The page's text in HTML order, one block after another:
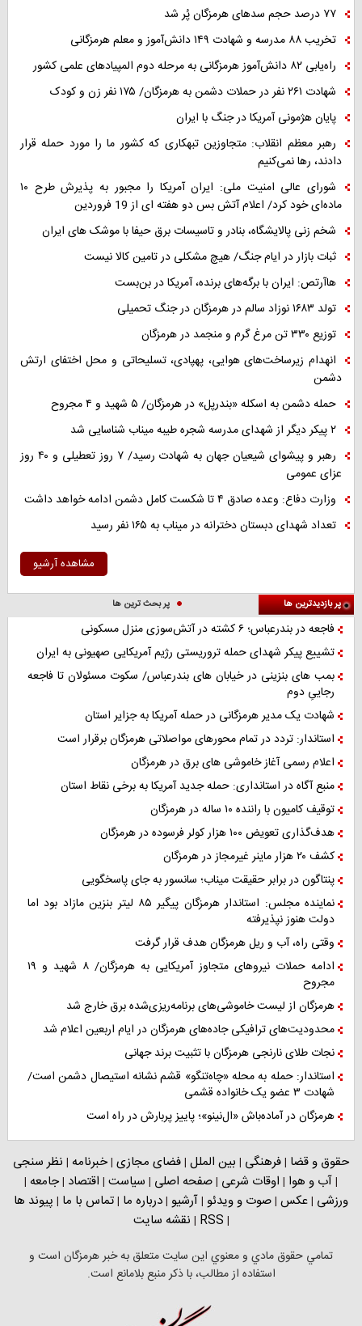
۷۷ درصد حجم سدهای هرمزگان پُر شد
تخریب ۸۸ مدرسه و شهادت ۱۴۹ دانش‌آموز و معلم هرمزگانی
راه‌یابی ۸۲ دانش‌آموز هرمزگانی به مرحله دوم المپیادهای علمی کشور
شهادت ۲۶۱ نفر در حملات دشمن به هرمزگان/ ۱۷۵ نفر زن و کودک
پایان هژمونی آمریکا در جنگ با ایران
رهبر معظم انقلاب: متجاوزین تبهکاری که کشور ما را مورد حمله قرار
دادند، رها نمی‌کنیم
شورای عالی امنیت ملی: ایران آمریکا را مجبور به پذیرش طرح ۱۰
ماده‌ای خود کرد/ اعلام آتش بس دو هفته ای از 19 فروردین
شخم زنی پالایشگاه، بنادر و تاسیسات برق حیفا با موشک های ایران
ثبات بازار در ایام جنگ/ هیچ مشکلی در تامین کالا نیست
هاآرتص: ایران با برگه‌های برنده، آمریکا در بن‌بست
تولد ۱۶۸۳ نوزاد سالم در هرمزگان در جنگ تحمیلی
توزیع ۳۳۰ تن مرغ گرم و منجمد در هرمزگان
انهدام زیرساخت‌های هوایی، پهپادی، تسلیحاتی و محل اختفای ارتش
دشمن
حمله دشمن به اسکله «بندرپل» در هرمزگان/ ۵ شهید و ۴ مجروح
۲ پیکر دیگر از شهدای مدرسه شجره طیبه میناب شناسایی شد
رهبر و پیشوای شیعیان جهان به شهادت رسید/ ۷ روز تعطیلی و ۴۰ روز
عزای عمومی
وزارت دفاع: وعده صادق ۴ تا شکست کامل دشمن ادامه خواهد داشت
تعداد شهدای دبستان دخترانه در میناب به ۱۶۵ نفر رسید
مشاهده آرشیو
پر بازدیدترین ها پر بحث ترین ها
فاجعه در بندرعباس؛ ۶ کشته در آتش‌سوزی منزل مسکونی
تشییع پیکر شهدای حمله تروریستی رژیم آمریکایی صهیونی به ایران
بمب های بنزینی در خیابان های بندرعباس/ سکوت مسئولان تا فاجعه
رجاییِ دوم
شهادت یک مدیر هرمزگانی در حمله آمریکا به جزایر استان
استاندار: تردد در تمام محورهای مواصلاتی هرمزگان برقرار است
اعلام رسمی آغاز خاموشی های برق در هرمزگان
منبع آگاه در استانداری: حمله جدید آمریکا به برخی نقاط استان
توقیف کامیون با راننده ۱۰ ساله در هرمزگان
هدف‌گذاری تعویض ۱۰۰ هزار کولر فرسوده در هرمزگان
کشف ۲۰ هزار ماینر غیرمجاز در هرمزگان
پنتاگون در برابر حقیقت میناب؛ سانسور به جای پاسخگویی
نماینده مجلس: استاندار هرمزگان پیگیر ۸۵ لیتر بنزین مازاد بود اما
دولت هنوز نپذیرفته
وقتی راه، آب و ریل هرمزگان هدف قرار گرفت
ادامه حملات نیروهای متجاوز آمریکایی به هرمزگان/ ۸ شهید و ۱۹
مجروح
هرمزگان از لیست خاموشی‌های برنامه‌ریزی‌شده برق خارج شد
محدودیت‌های ترافیکی جاده‌های هرمزگان در ایام اربعین اعلام شد
نجات طلای نارنجی هرمزگان با تثبیت برند جهانی
استاندار: حمله به محله «چاه‌تنگو» قشم نشانه استیصال دشمن است/
شهادت ۳ عضو یک خانواده قشمی
هرمزگان در آماده‌باش «ال‌نینو»؛ پاییز پربارش در راه است
حقوق و قضا |فرهنگی | بین الملل |فضای مجازی |خبرنامه | نظر سنجی
|آب و هوا | اوقات شرعی |صفحه اصلی | سیاست | اقتصاد |جامعه |
ورزشی |عکس |صوت و ویدئو |آرشیو |درباره ما |تماس با ما | پیوند ها
|
RSS
| نقشه سایت
تمامي حقوق مادي و معنوي اين سايت متعلق به خبر هرمزگان است و
استفاده از مطالب، با ذکر منبع بلامانع است.